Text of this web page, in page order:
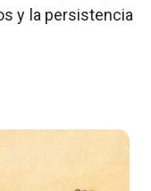
y la persistencia